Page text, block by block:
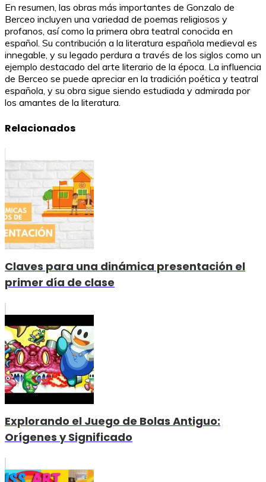
En resumen, las obras más importantes de Gonzalo de
Berceo incluyen una variedad de poemas religiosos y
profanos, así como la primera obra teatral conocida en
español. Su contribución a la literatura española medieval es
innegable, y su legado perdura a través de los siglos como un
ejemplo destacado del arte literario de la época. La influencia
de Berceo se puede apreciar en la tradición poética y teatral
española, y su obra sigue siendo estudiada y admirada por
los amantes de la literatura.
Relacionados
Claves para una dinámica presentación el
primer día de clase
Explorando el Juego de Bolas Antiguo:
Orígenes y Significado